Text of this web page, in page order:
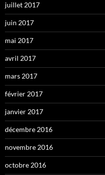
juillet 2017
juin 2017
mai 2017
avril 2017
mars 2017
février 2017
janvier 2017
décembre 2016
novembre 2016
octobre 2016